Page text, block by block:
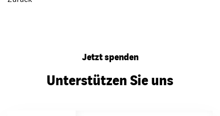
Jetzt spenden
Unterstützen Sie uns